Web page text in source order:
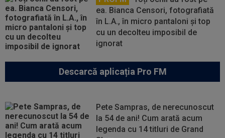
ea. Bianca Censori, fotografiată
în L.A., în micro pantaloni și top
cu un decolteu imposibil de
ignorat
Descarcă aplicația Pro FM
Pete Sampras, de nerecunoscut
la 54 de ani! Cum arată acum
legenda cu 14 titluri de Grand